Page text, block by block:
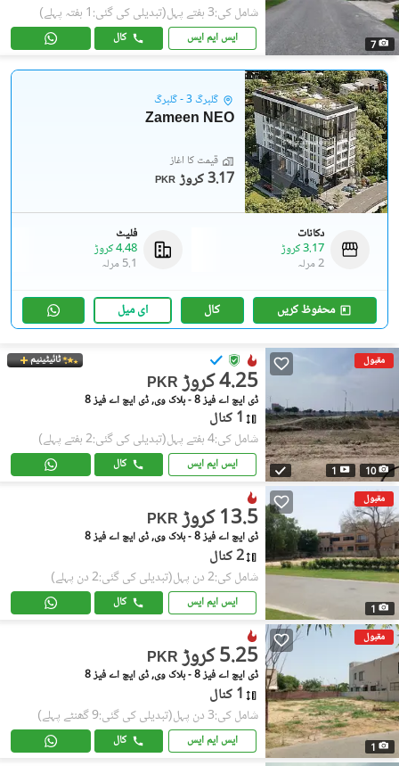
7
شامل کی:3 ہفتے پہل (تبدیلی کی گئی:1 ہفتہ پہلے)
ایس ایم ایس کال
گلبرگ 3 - گلبرگ
Zameen NEO
قیمت کا آغاز
PKR 3.17 کروڑ
دکانات
3.17 کروڑ
2 مرلہ
فلیٹ
4.48 کروڑ
5.1 مرلہ
محفوظ کریں کال ای میل
مقبول
10
1
ٹائیٹینیم
PKR 4.25 کروڑ
ڈی ایچ اے فیز 8 - بلاک وی, ڈی ایچ اے فیز 8
1 کنال
شامل کی:4 ہفتے پہل (تبدیلی کی گئی:2 ہفتے پہلے)
ایس ایم ایس کال
مقبول
1
PKR 13.5 کروڑ
ڈی ایچ اے فیز 8 - بلاک وی, ڈی ایچ اے فیز 8
2 کنال
شامل کی:2 دن پہل (تبدیلی کی گئی:2 دن پہلے)
ایس ایم ایس کال
مقبول
1
PKR 5.25 کروڑ
ڈی ایچ اے فیز 8 - بلاک وی, ڈی ایچ اے فیز 8
1 کنال
شامل کی:3 دن پہل (تبدیلی کی گئی:9 گھنٹے پہلے)
ایس ایم ایس کال